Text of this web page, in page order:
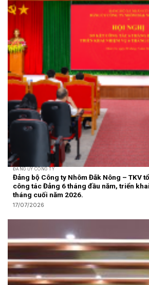
ĐẢNG ỦY CÔNG TY
Đảng bộ Công ty Nhôm Đắk Nông – TKV
công tác Đảng 6 tháng đầu năm, triển
tháng cuối năm 2026.
17/07/2026